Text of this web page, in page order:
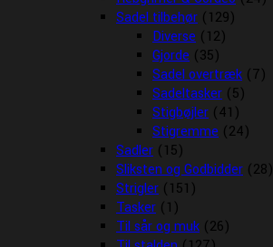
Sadel tilbehør (129)
Diverse (12)
Gjorde (35)
Sadel overtræk (7)
Sadeltasker (5)
Stigbøjler (41)
Stigremme (24)
Sadler (15)
Sliksten og Godbidder (28)
Strigler (151)
Tasker (1)
Til sår og muk (26)